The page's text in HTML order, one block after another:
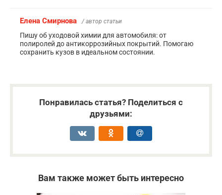
Елена Смирнова / автор статьи
Пишу об уходовой химии для автомобиля: от
полиролей до антикоррозийных покрытий. Помогаю
сохранить кузов в идеальном состоянии.
Понравилась статья? Поделиться с
друзьями:
Вам также может быть интересно